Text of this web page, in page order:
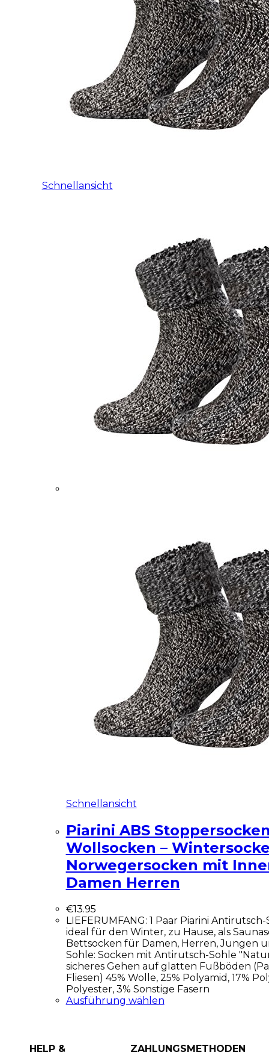
Schnellansicht
Schnellansicht
Piarini ABS Stoppersocken
Wollsocken –
Norwegersocken mit
Damen Herren
€13.95
LIEFERUMFANG: 1 Paar Piarini
ideal für den Winter, zu Hause, als
Bettsocken für Damen, Herren, Jungen
Sohle: Socken mit Antirutsch-Sohle
sicheres Gehen auf glatten Fußböden
Fliesen) 45% Wolle, 25% Polyamid, 17%
Polyester, 3% Sonstige Fasern
Ausführung wählen
HELP & ZAHLUNGSMETHODEN